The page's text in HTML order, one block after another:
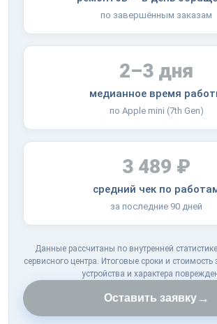
по завершённым заказам
2–3 дня
медианное время
по Apple mini (7th Gen)
3 489 ₽
средний чек по
за последние 90 дней
Данные рассчитаны по внутренней
сервисного центра. Итоговые сроки и
устройства и характера
Оставить заявку→